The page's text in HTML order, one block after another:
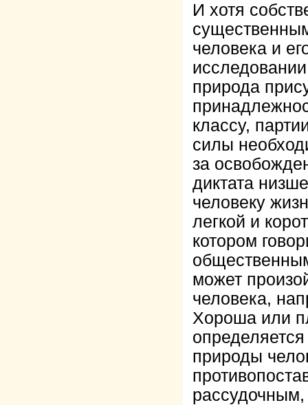
И хотя
человека и
природа
классу,
силы
за
диктата
человеку
легкой и
котором
может
человека,
Хороша или
природы